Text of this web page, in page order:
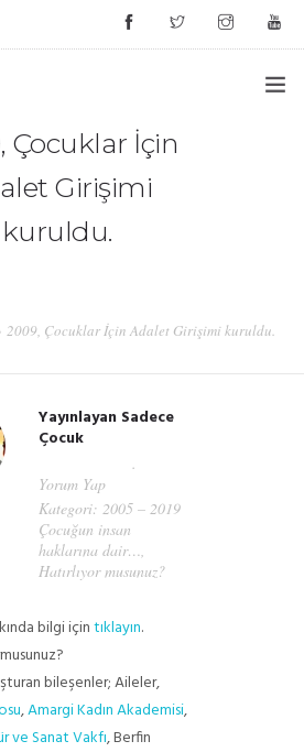
Çocuklar İçin
Girişimi
kuruldu.
2009, Çocuklar İçin Adalet Girişimi kuruldu.
Yayınlayan Sadece
Çocuk
Yorum Yap
Kategori: 2005 – 2019
Çocuğun insan
haklarına dair…,
Hatırlıyor musunuz?
bilgi içintıklayın.
bileşenler; Aileler,
,Amargi Kadın Akademisi,
ve Sanat Vakfı, Berfin